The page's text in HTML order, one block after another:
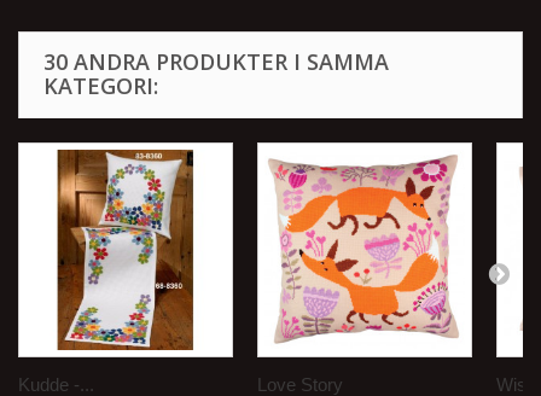
30 ANDRA PRODUKTER I SAMMA
KATEGORI:
Kudde -... Love Story Wise